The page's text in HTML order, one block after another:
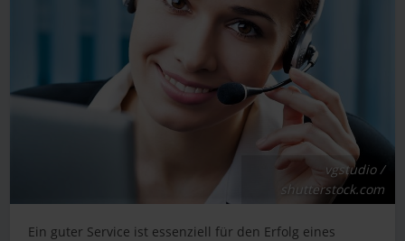
vgstudio /
shutterstock.com
Ein guter Service ist essenziell für den Erfolg eines